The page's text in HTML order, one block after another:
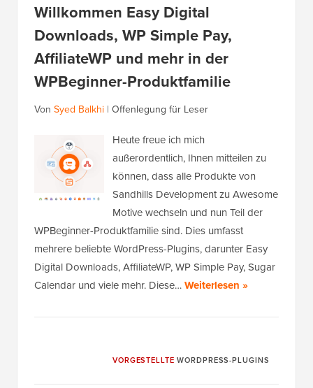
Willkommen Easy Digital
Downloads, WP Simple Pay,
AffiliateWP und mehr in der
WPBeginner-Produktfamilie
Von Syed Balkhi | Offenlegung für Leser
Heute freue ich mich
außerordentlich, Ihnen mitteilen zu
können, dass alle Produkte von
Sandhills Development zu Awesome
Motive wechseln und nun Teil der
WPBeginner-Produktfamilie sind. Dies umfasst
mehrere beliebte WordPress-Plugins, darunter Easy
Digital Downloads, AffiliateWP, WP Simple Pay, Sugar
Calendar und viele mehr. Diese…Weiterlesen »
VORGESTELLTE WORDPRESS-PLUGINS